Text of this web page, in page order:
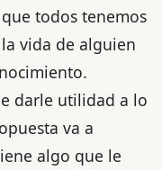
todos tenemos
vida de alguien
darle utilidad a lo
va a
algo que le